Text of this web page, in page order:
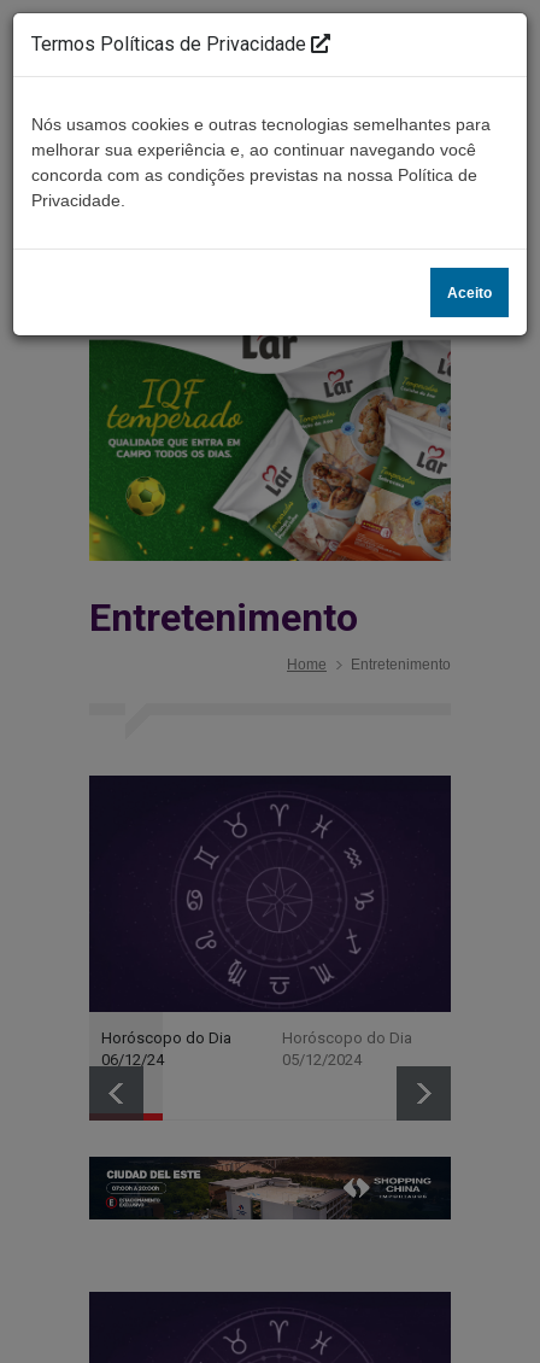
Entretenimento
Home Entretenimento
Horóscopo do Dia
06/12/24
Horóscopo do Dia
05/12/2024
Termos Políticas de Privacidade
Nós usamos cookies e outras tecnologias semelhantes para
melhorar sua experiência e, ao continuar navegando você
concorda com as condições previstas na nossa Política de
Privacidade.
Aceito